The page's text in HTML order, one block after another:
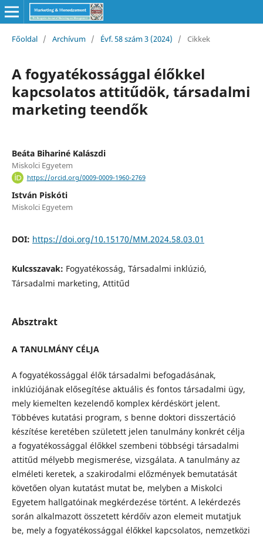
Főoldal / Archívum / Évf. 58 szám 3 (2024) / Cikkek
A fogyatékossággal élőkkel
kapcsolatos attitűdök, társadalmi
marketing teendők
Beáta Bihariné Kalászdi
Miskolci Egyetem
https://orcid.org/0009-0009-1960-2769
István Piskóti
Miskolci Egyetem
DOI: https://doi.org/10.15170/MM.2024.58.03.01
Kulcsszavak: Fogyatékosság, Társadalmi inklúzió,
Társadalmi marketing, Attitűd
Absztrakt
A TANULMÁNY CÉLJA
A fogyatékossággal élők társadalmi befogadásának,
inklúziójának elősegítése aktuális és fontos társadalmi ügy,
mely kiemelten kezelendő komplex kérdéskört jelent.
Többéves kutatási program, s benne doktori disszertáció
készítése keretében született jelen tanulmány konkrét célja
a fogyatékossággal élőkkel szembeni többségi társadalmi
attitűd mélyebb megismerése, vizsgálata. A tanulmány az
elméleti keretek, a szakirodalmi előzmények bemutatását
követően olyan kutatást mutat be, melyben a Miskolci
Egyetem hallgatóinak megkérdezése történt. A lekérdezés
során alkalmazott összetett kérdőív azon elemeit mutatjuk
be, mely a fogyatékossággal élőkkel kapcsolatos, nemzetközi